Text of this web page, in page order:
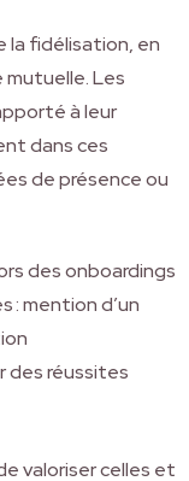
la fidélisation, en
mutuelle. Les
à leur
dans ces
de présence ou
des onboardings
: mention d’un
des réussites
valoriser celles et